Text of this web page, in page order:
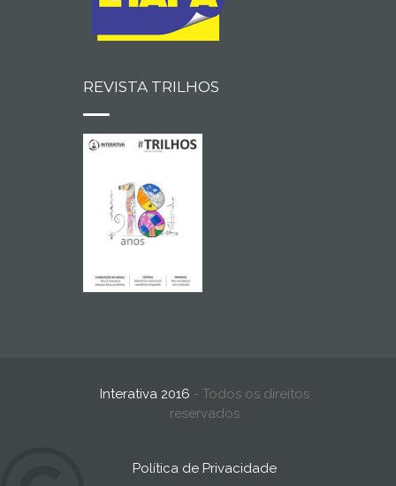
REVISTA TRILHOS
Interativa 2016 - Todos os direitos
reservados
Política de Privacidade